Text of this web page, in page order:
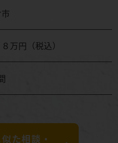
万円（税込）
た相談・